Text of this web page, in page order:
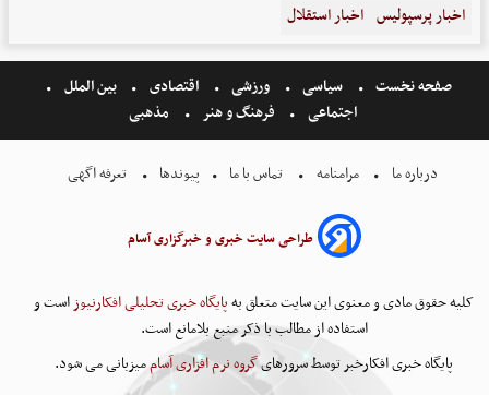
اخبار پرسپولیس اخبار استقلال
صفحه نخست سیاسی ورزشی اقتصادی
بین الملل
اجتماعی
فرهنگ و هنر مذهبی
درباره ما مرامنامه تماس با ما پیوندها تعرفه اگهی
طراحی سایت خبری و خبرگزاری آسام
کلیه حقوق مادی و معنوی این سایت متعلق بهپایگاه خبری تحلیلی افکارنیوزاست و
استفاده از مطالب با ذکر منبع بلامانع است.
پایگاه خبری افکارخبر توسط سرورهایگروه نرم افزاری آساممیزبانی می شود.